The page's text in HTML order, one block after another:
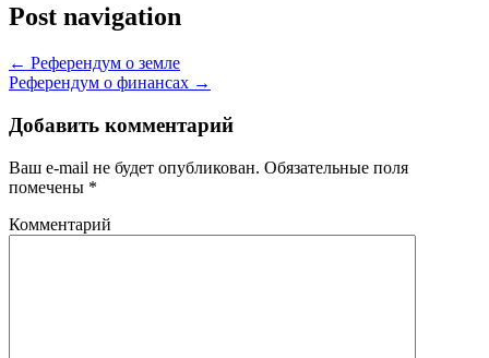
Post navigation
← Референдум о земле
Референдум о финансах →
Добавить комментарий
Ваш e-mail не будет опубликован. Обязательные поля
помечены *
Комментарий